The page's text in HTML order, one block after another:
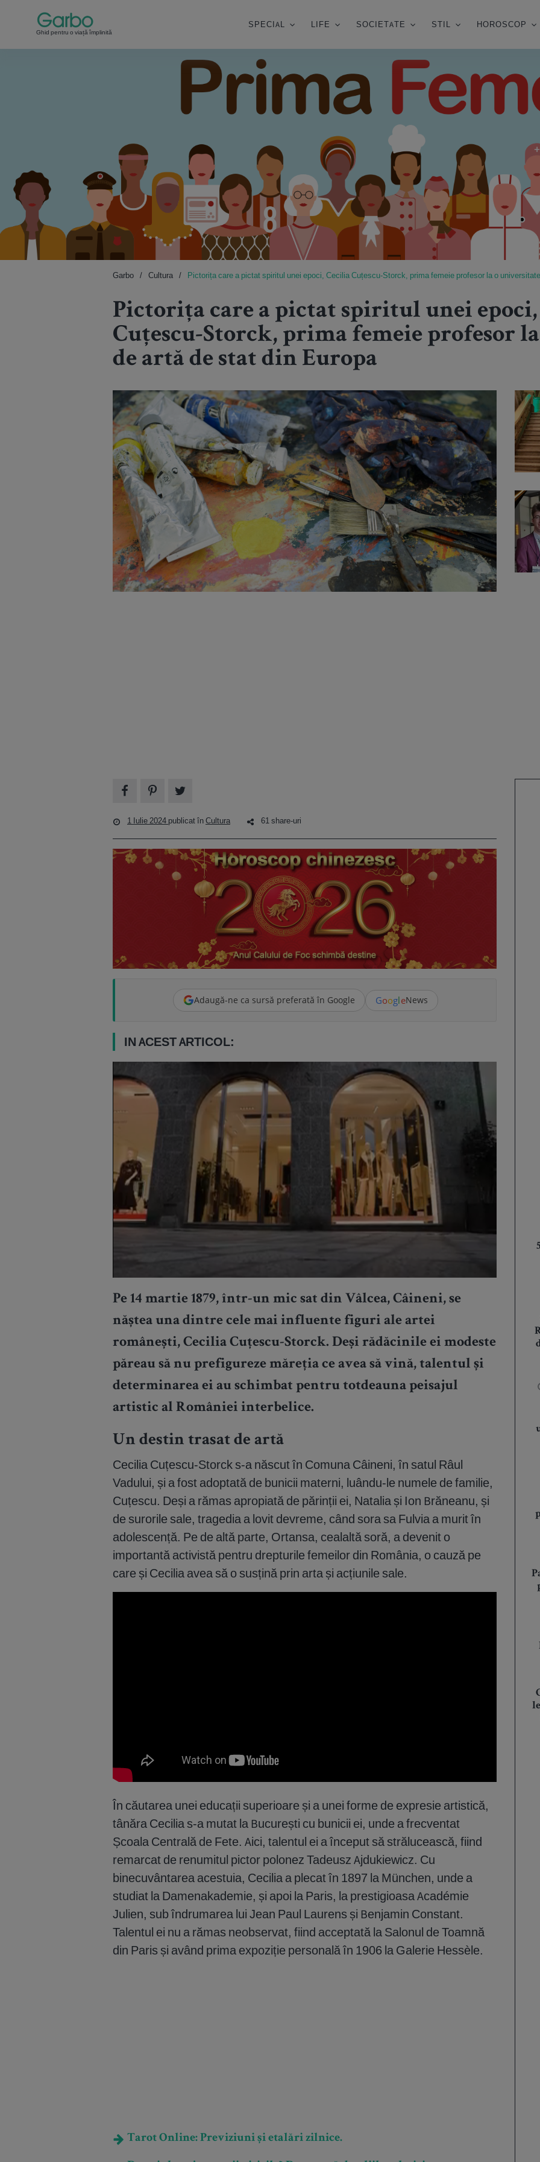
Ghid pentru o viață împlinită
SPECIAL LIFE SOCIETATE STIL HOROSCOP
Garbo Cultura Pictorița care a pictat spiritul unei epoci, Cecilia Cuțescu-Storck, prima femeie profesor la o
Pictorița care a pictat spiritul unei
Cuțescu-Storck, prima femeie profesor
de artă de stat din Europa
1 Iulie 2024 publicat înCultura 61 share-uri
Adaugă-ne ca sursă preferată în Google GoogleNews
IN ACEST ARTICOL:
Pe 14 martie 1879, într-un mic sat din Vâlcea, Câineni, se
năștea una dintre cele mai influente figuri ale artei
românești, Cecilia Cuțescu-Storck. Deși rădăcinile ei modeste
păreau să nu prefigureze măreția ce avea să vină, talentul și
determinarea ei au schimbat pentru totdeauna peisajul
artistic al României interbelice.
Un destin trasat de artă
Cecilia Cuțescu-Storck s-a născut în Comuna Câineni, în satul Râul
Vadului, și a fost adoptată de bunicii materni, luându-le numele de familie,
Cuțescu. Deși a rămas apropiată de părinții ei, Natalia și Ion Brăneanu, și
de surorile sale, tragedia a lovit devreme, când sora sa Fulvia a murit în
adolescență. Pe de altă parte, Ortansa, cealaltă soră, a devenit o
importantă activistă pentru drepturile femeilor din România, o cauză pe
care și Cecilia avea să o susțină prin arta și acțiunile sale.
În căutarea unei educații superioare și a unei forme de expresie artistică,
tânăra Cecilia s-a mutat la București cu bunicii ei, unde a frecventat
Școala Centrală de Fete. Aici, talentul ei a început să strălucească, fiind
remarcat de renumitul pictor polonez Tadeusz Ajdukiewicz. Cu
binecuvântarea acestuia, Cecilia a plecat în 1897 la München, unde a
studiat la Damenakademie, și apoi la Paris, la prestigioasa Académie
Julien, sub îndrumarea lui Jean Paul Laurens și Benjamin Constant.
Talentul ei nu a rămas neobservat, fiind acceptată la Salonul de Toamnă
din Paris și având prima expoziție personală în 1906 la Galerie Hessèle.
Tarot Online: Previziuni și etalări zilnice.